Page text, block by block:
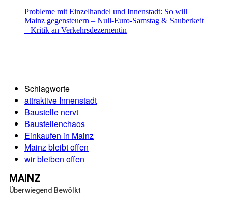
Probleme mit Einzelhandel und Innenstadt: So will
Mainz gegensteuern – Null-Euro-Samstag & Sauberkeit
– Kritik an Verkehrsdezernentin
Schlagworte
attraktive Innenstadt
Baustelle nervt
Baustellenchaos
Einkaufen in Mainz
Mainz bleibt offen
wir bleiben offen
MAINZ
Überwiegend Bewölkt